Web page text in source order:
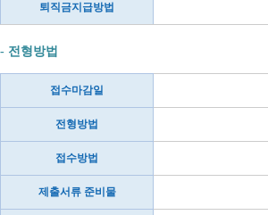
퇴직금지급방법
- 전형방법
접수마감일
전형방법
접수방법
제출서류 준비물